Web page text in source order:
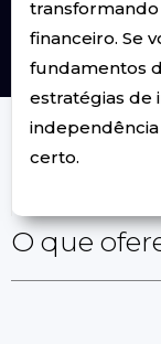
financeiro. Se
fundamentos
estratégias de
certo.
O que